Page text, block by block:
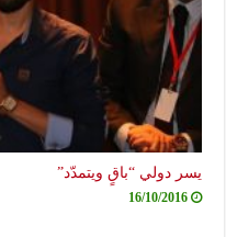
يسر دولي “باقٍ ويتمدّد”
16/10/2016